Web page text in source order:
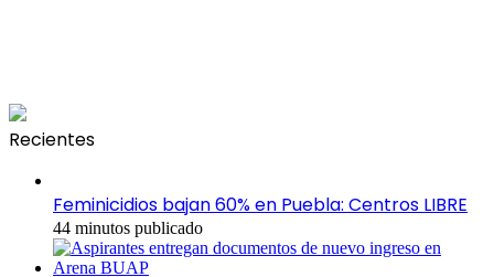
Recientes
Feminicidios bajan 60% en Puebla: Centros LIBRE
44 minutos publicado